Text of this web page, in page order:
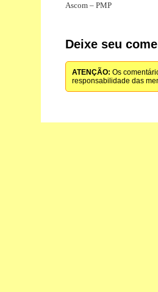
Ascom – PMP
Deixe seu
ATENÇÃO: Os
responsabilidade das